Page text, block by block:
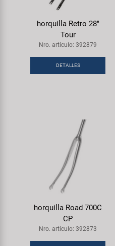
horquilla Retro 28"
Tour
Nro. artículo: 392879
DETALLES
horquilla Road 700C
CP
Nro. artículo: 392873